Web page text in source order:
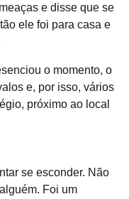
e disse que se
ele foi para casa e
o momento, o
e, por isso, vários
próximo ao local
se esconder. Não
Foi um